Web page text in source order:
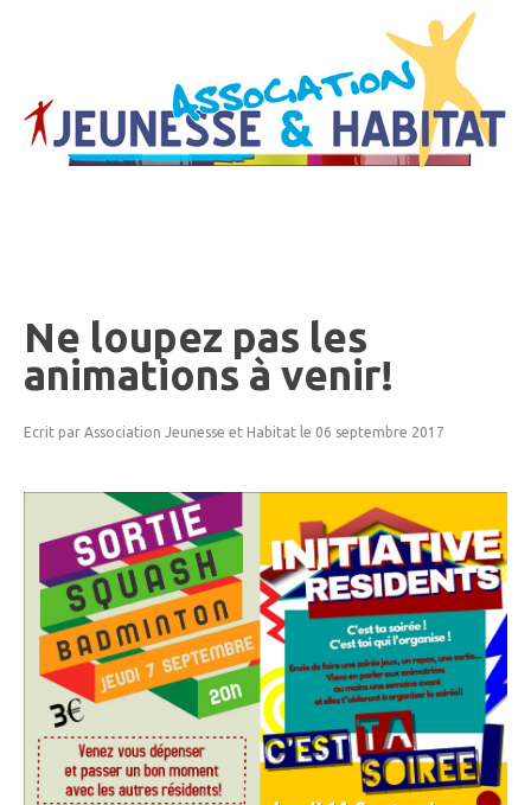
Ne loupez pas les
animations à venir!
Ecrit par Association Jeunesse et Habitat le 06 septembre 2017